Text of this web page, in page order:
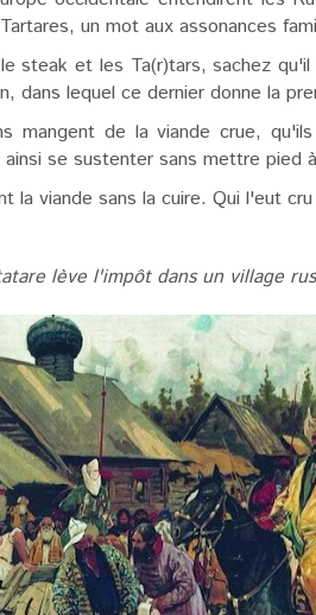
un mot aux assonances
steak et les Ta(r)tars, sachez
dans lequel ce dernier donne la
mangent de la viande crue,
se sustenter sans mettre pied
la viande sans la cuire. Qui l'eut cru
lève l'impôt dans un village